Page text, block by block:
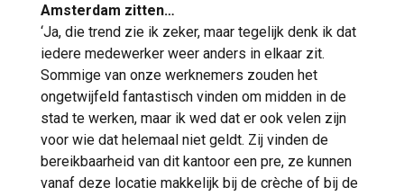
Amsterdam zitten…
‘Ja, die trend zie ik zeker, maar tegelijk denk ik dat
iedere medewerker weer anders in elkaar zit.
Sommige van onze werknemers zouden het
ongetwijfeld fantastisch vinden om midden in de
stad te werken, maar ik wed dat er ook velen zijn
voor wie dat helemaal niet geldt. Zij vinden de
bereikbaarheid van dit kantoor een pre, ze kunnen
vanaf deze locatie makkelijk bij de crèche of bij de